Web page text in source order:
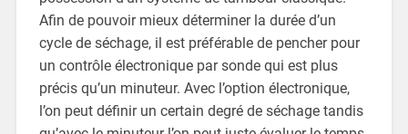
Afin de pouvoir mieux déterminer la durée d’un
cycle de séchage, il est préférable de pencher pour
un contrôle électronique par sonde qui est plus
précis qu’un minuteur. Avec l’option électronique,
l’on peut définir un certain degré de séchage tandis